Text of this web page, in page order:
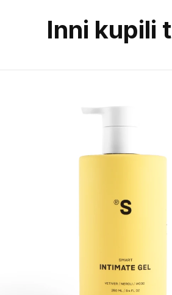
Inni kupili